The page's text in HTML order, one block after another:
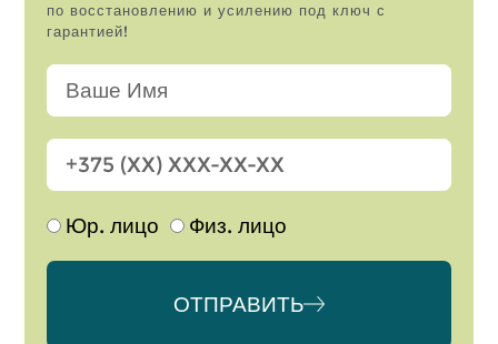
по восстановлению и усилению под ключ с
гарантией!
Юр. лицо Физ. лицо
ОТПРАВИТЬ